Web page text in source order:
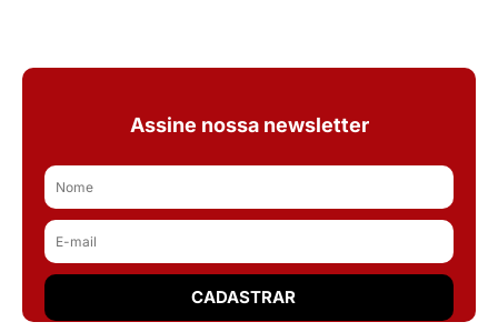
Assine nossa newsletter